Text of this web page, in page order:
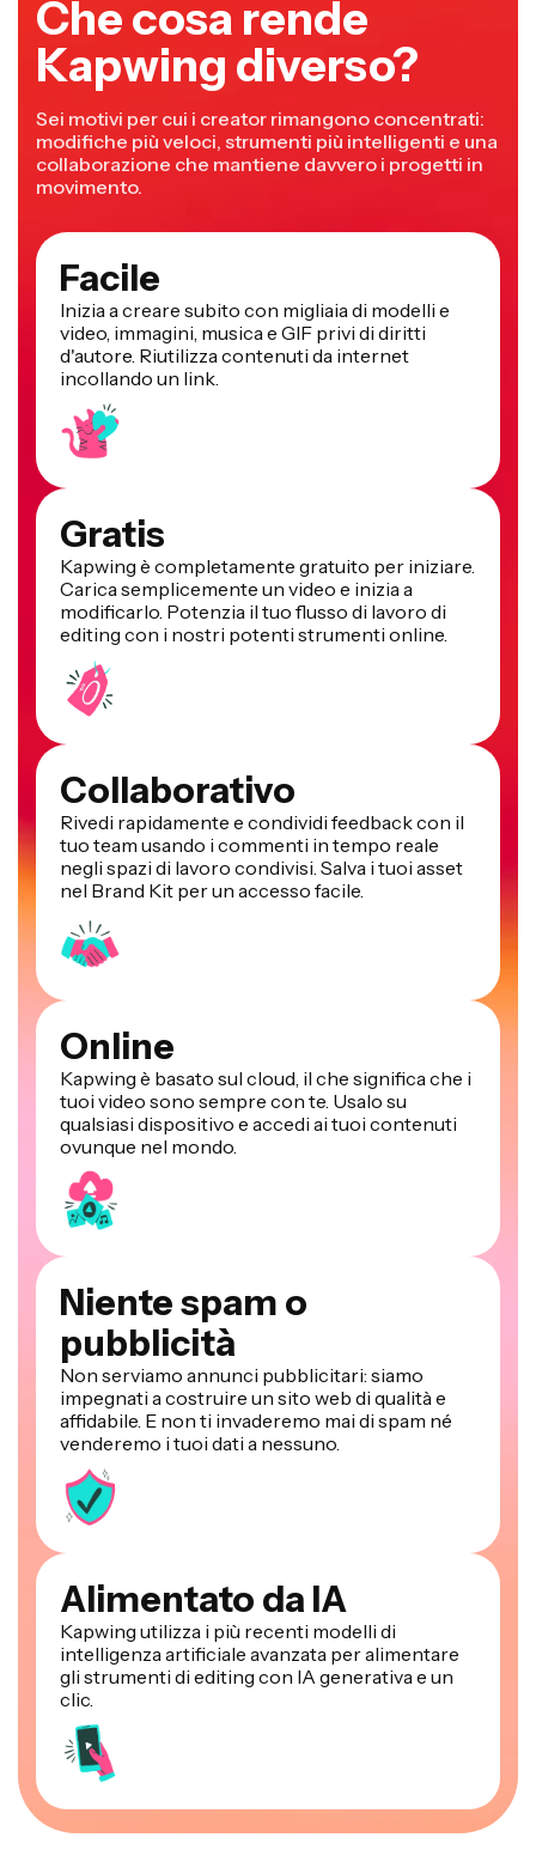
Che cosa rende
Kapwing diverso?
Sei motivi per cui i creator rimangono concentrati:
modifiche più veloci, strumenti più intelligenti e una
collaborazione che mantiene davvero i progetti in
movimento.
Facile
Inizia a creare subito con migliaia di modelli e
video, immagini, musica e GIF privi di diritti
d'autore. Riutilizza contenuti da internet
incollando un link.
Gratis
Kapwing è completamente gratuito per iniziare.
Carica semplicemente un video e inizia a
modificarlo. Potenzia il tuo flusso di lavoro di
editing con i nostri potenti strumenti online.
Collaborativo
Rivedi rapidamente e condividi feedback con il
tuo team usando i commenti in tempo reale
negli spazi di lavoro condivisi. Salva i tuoi asset
nel Brand Kit per un accesso facile.
Online
Kapwing è basato sul cloud, il che significa che i
tuoi video sono sempre con te. Usalo su
qualsiasi dispositivo e accedi ai tuoi contenuti
ovunque nel mondo.
Niente spam o
pubblicità
Non serviamo annunci pubblicitari: siamo
impegnati a costruire un sito web di qualità e
affidabile. E non ti invaderemo mai di spam né
venderemo i tuoi dati a nessuno.
Alimentato da IA
Kapwing utilizza i più recenti modelli di
intelligenza artificiale avanzata per alimentare
gli strumenti di editing con IA generativa e un
clic.